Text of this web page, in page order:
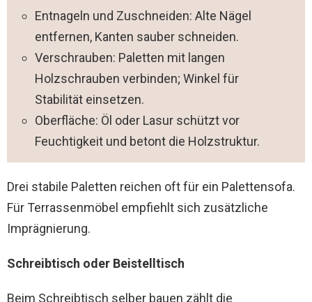
Entnageln und Zuschneiden: Alte Nägel
entfernen, Kanten sauber schneiden.
Verschrauben: Paletten mit langen
Holzschrauben verbinden; Winkel für
Stabilität einsetzen.
Oberfläche: Öl oder Lasur schützt vor
Feuchtigkeit und betont die Holzstruktur.
Drei stabile Paletten reichen oft für ein Palettensofa.
Für Terrassenmöbel empfiehlt sich zusätzliche
Imprägnierung.
Schreibtisch oder Beistelltisch
Beim Schreibtisch selber bauen zählt die